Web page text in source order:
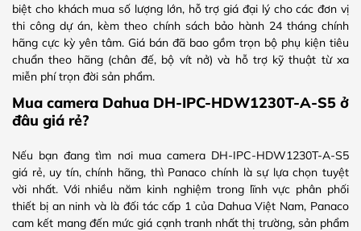
biệt cho khách mua số lượng lớn, hỗ trợ giá đại lý cho các đơn vị
thi công dự án, kèm theo chính sách bảo hành 24 tháng chính
hãng cực kỳ yên tâm. Giá bán đã bao gồm trọn bộ phụ kiện tiêu
chuẩn theo hãng (chân đế, bộ vít nở) và hỗ trợ kỹ thuật từ xa
miễn phí trọn đời sản phẩm.
Mua camera Dahua DH-IPC-HDW1230T-A-S5 ở
đâu giá rẻ?
Nếu bạn đang tìm nơi mua camera DH-IPC-HDW1230T-A-S5
giá rẻ, uy tín, chính hãng, thì Panaco chính là sự lựa chọn tuyệt
vời nhất. Với nhiều năm kinh nghiệm trong lĩnh vực phân phối
thiết bị an ninh và là đối tác cấp 1 của Dahua Việt Nam, Panaco
cam kết mang đến mức giá cạnh tranh nhất thị trường, sản phẩm